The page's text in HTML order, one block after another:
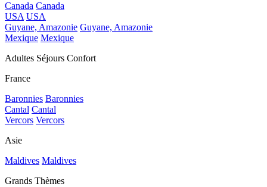
Canada Canada
USA USA
Guyane, Amazonie Guyane, Amazonie
Mexique Mexique
Adultes Séjours Confort
France
Baronnies Baronnies
Cantal Cantal
Vercors Vercors
Asie
Maldives Maldives
Grands Thèmes